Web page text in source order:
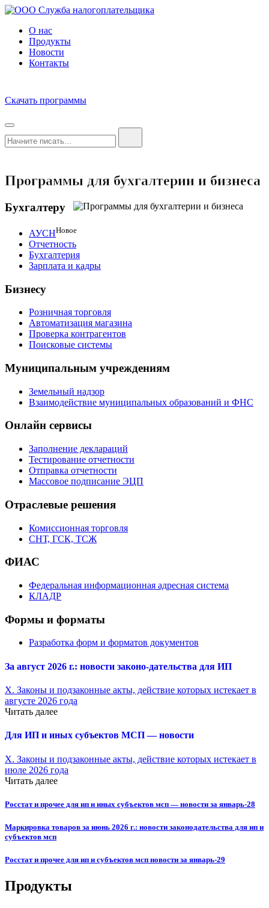
О нас
Продукты
Новости
Контакты
Скачать программы
Программы для бухгалтерии и бизнеса
Бухгалтеру
АУСННовое
Отчетность
Бухгалтерия
Зарплата и кадры
Бизнесу
Розничная торговля
Автоматизация магазина
Проверка контрагентов
Поисковые системы
Муниципальным учреждениям
Земельный надзор
Взаимодействие муниципальных образований и ФНС
Онлайн сервисы
Заполнение деклараций
Тестирование отчетности
Отправка отчетности
Массовое подписание ЭЦП
Отраслевые решения
Комиссионная торговля
СНТ, ГСК, ТСЖ
ФИАС
Федеральная информационная адресная система
КЛАДР
Формы и форматы
Разработка форм и форматов документов
За август 2026 г.: новости законо-дательства для ИП
X. Законы и подзаконные акты, действие которых истекает в
августе 2026 года
Читать далее
Для ИП и иных субъектов МСП — новости
X. Законы и подзаконные акты, действие которых истекает в
июле 2026 года
Читать далее
Росстат и прочее для ип и иных субъектов мсп — новости за январь-28
Маркировка товаров за июнь 2026 г.: новости законодательства для ип и
субъектов мсп
Росстат и прочее для ип и субъектов мсп новости за январь-29
Продукты